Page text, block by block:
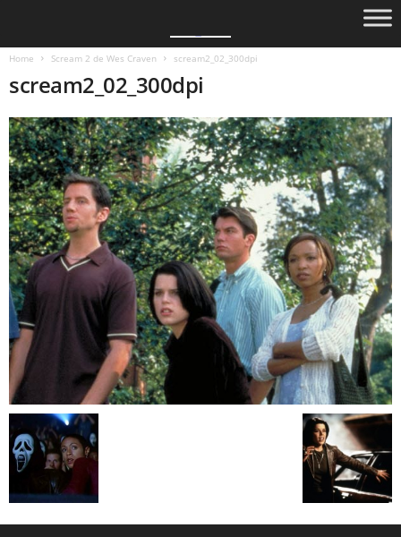
Home Scream 2 de Wes Craven scream2_02_300dpi
scream2_02_300dpi